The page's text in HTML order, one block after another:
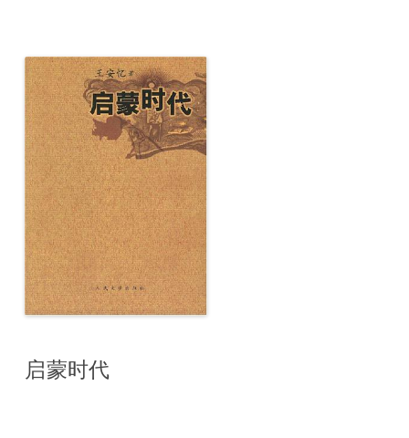
启蒙时代